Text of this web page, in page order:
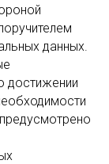
данных.
достижении